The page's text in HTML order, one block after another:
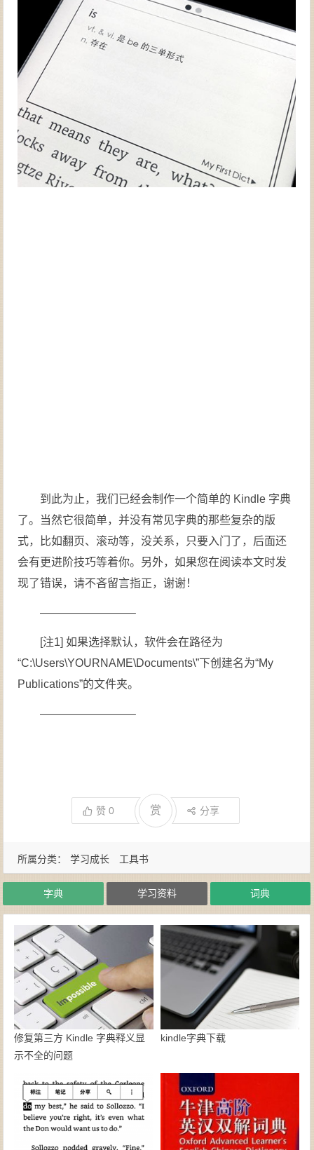
到此为止，我们已经会制作一个简单的 Kindle 字典
了。当然它很简单，并没有常见字典的那些复杂的版
式，比如翻页、滚动等，没关系，只要入门了，后面还
会有更进阶技巧等着你。另外，如果您在阅读本文时发
现了错误，请不吝留言指正，谢谢！
————————–
[注1] 如果选择默认，软件会在路径为
“C:\Users\YOURNAME\Documents\”下创建名为“My
Publications”的文件夹。
————————–
赞0 赏 分享
所属分类： 学习成长 工具书
字典 学习资料 词典
修复第三方 Kindle 字典释义显
示不全的问题
kindle字典下载